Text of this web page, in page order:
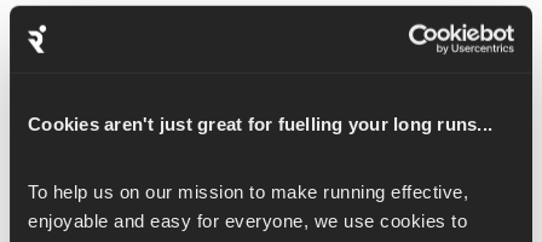
Cookies aren't just great for fuelling your long runs...
To help us on our mission to make running effective,
enjoyable and easy for everyone, we use cookies to
Zo doe je B-skips goed:
rechtop.
je rechtervoet springt.
Trek je linkervoet omhoog en draai hem rond om de grond